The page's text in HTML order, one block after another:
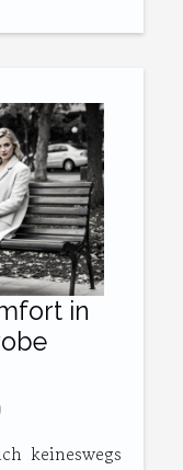
in
keineswegs